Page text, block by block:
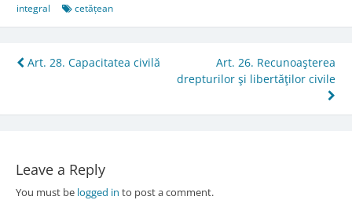
integral
cetățean
Post
Art. 28. Capacitatea civilă
Art. 26. Recunoaşterea
drepturilor şi libertăţilor civile
Leave a Reply
You must be logged in to post a comment.